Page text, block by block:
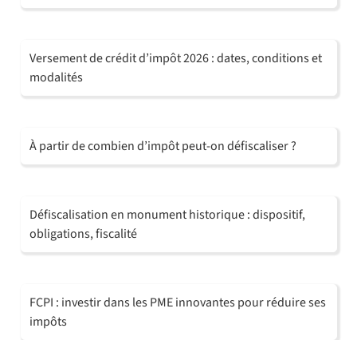
Versement de crédit d’impôt 2026 : dates, conditions et
modalités
À partir de combien d’impôt peut-on défiscaliser ?
Défiscalisation en monument historique : dispositif,
obligations, fiscalité
FCPI : investir dans les PME innovantes pour réduire ses
impôts